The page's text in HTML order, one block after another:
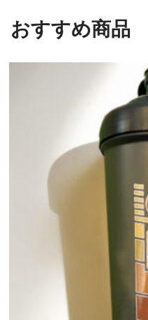
おすすめ商品